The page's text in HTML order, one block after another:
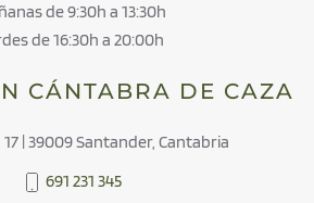
de 9:30h a 13:30h
de 16:30h a 20:00h
CÁNTABRA DE CAZA
17 | 39009 Santander, Cantabria
691 231 345